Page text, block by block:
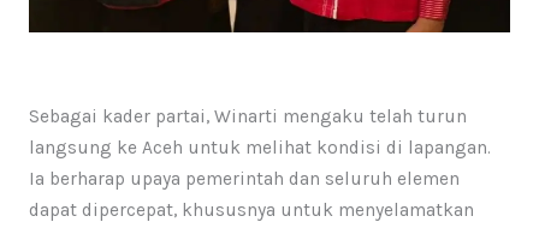
Sebagai kader partai, Winarti mengaku telah turun
langsung ke Aceh untuk melihat kondisi di lapangan.
Ia berharap upaya pemerintah dan seluruh elemen
dapat dipercepat, khususnya untuk menyelamatkan